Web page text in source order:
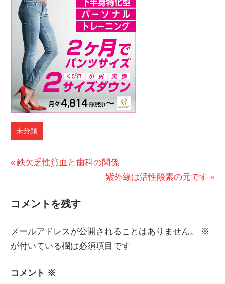
未分類
投
ナ
ゲ
前
稿:
鉄欠乏性貧血と歯科の関係
次
紫外線は活性酸素の元です
コメントを残す
メールアドレスが公開されることはありません。
※
が付いている欄は必須項目です
コメント ※